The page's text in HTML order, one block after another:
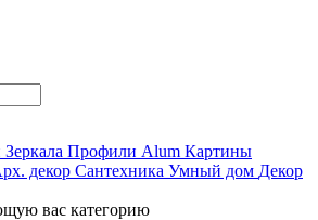
Зеркала Профили Alum Картины
декор Сантехника Умный дом Декор
вас категорию